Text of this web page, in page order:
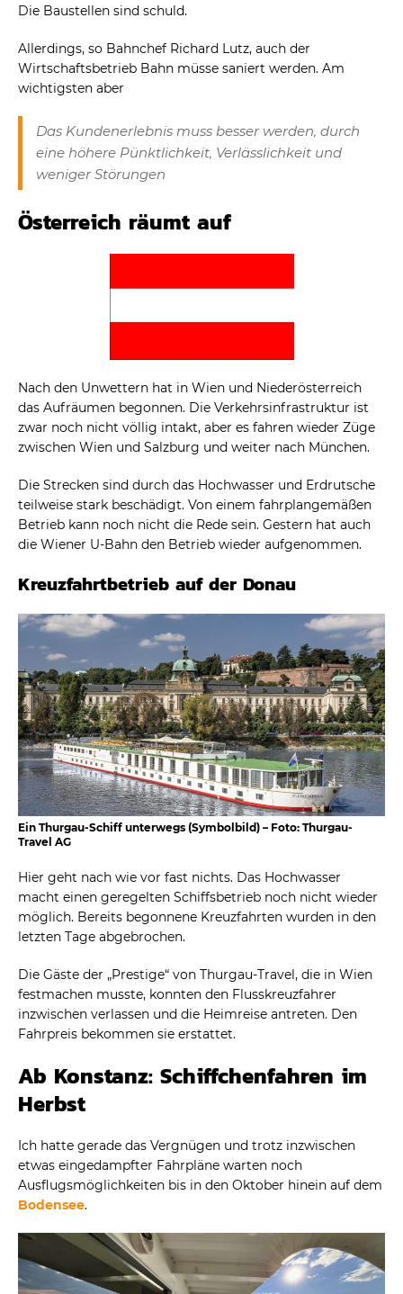
Die Baustellen sind schuld.
Allerdings, so Bahnchef Richard Lutz, auch der
Wirtschaftsbetrieb Bahn müsse saniert werden. Am
wichtigsten aber
Das Kundenerlebnis muss besser werden, durch
eine höhere Pünktlichkeit, Verlässlichkeit und
weniger Störungen
Österreich räumt auf
Nach den Unwettern hat in Wien und Niederösterreich
das Aufräumen begonnen. Die Verkehrsinfrastruktur ist
zwar noch nicht völlig intakt, aber es fahren wieder Züge
zwischen Wien und Salzburg und weiter nach München.
Die Strecken sind durch das Hochwasser und Erdrutsche
teilweise stark beschädigt. Von einem fahrplangemäßen
Betrieb kann noch nicht die Rede sein. Gestern hat auch
die Wiener U-Bahn den Betrieb wieder aufgenommen.
Kreuzfahrtbetrieb auf der Donau
Ein Thurgau-Schiff unterwegs (Symbolbild) – Foto: Thurgau-
Travel AG
Hier geht nach wie vor fast nichts. Das Hochwasser
macht einen geregelten Schiffsbetrieb noch nicht wieder
möglich. Bereits begonnene Kreuzfahrten wurden in den
letzten Tage abgebrochen.
Die Gäste der „Prestige“ von Thurgau-Travel, die in Wien
festmachen musste, konnten den Flusskreuzfahrer
inzwischen verlassen und die Heimreise antreten. Den
Fahrpreis bekommen sie erstattet.
Ab Konstanz: Schiffchenfahren im
Herbst
Ich hatte gerade das Vergnügen und trotz inzwischen
etwas eingedampfter Fahrpläne warten noch
Ausflugsmöglichkeiten bis in den Oktober hinein auf dem
Bodensee.